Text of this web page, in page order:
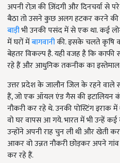
अपनी रोज़ की ज़िंदगी और दिनचर्या से
बैठा तो उसने कुछ अलग हटकर करने की
बाड़ीभी उनकी पसंद में से एक था. कई
में घरों मेंबागवानीकी. इसके चलते कृषि
बेहतर विकल्प है. यही वजह है कि
रहे हैं और आधुनिक तकनीक का
उत्तर प्रदेश के जालौन जिल के रहने वाले
हैं, जो एक ऑयल एंड गैस की इटालियन
नौकरी कर रहे थे. उनकी पोस्टिंग इराक
वो घर वापस आ गये. भारत में भी उन्हें
उन्होंने अपनी राह चुन ली थी और खेती
आकर वो उन्नत नौकरी छोड़कर अपने
कर रहे हैं.